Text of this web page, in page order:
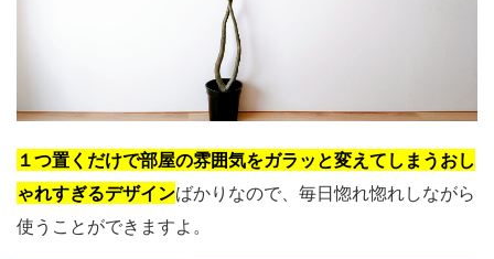
１つ置くだけで部屋の雰囲気をガラッと変えてしまうおし
ゃれすぎるデザインばかりなので、毎日惚れ惚れしながら
使うことができますよ。